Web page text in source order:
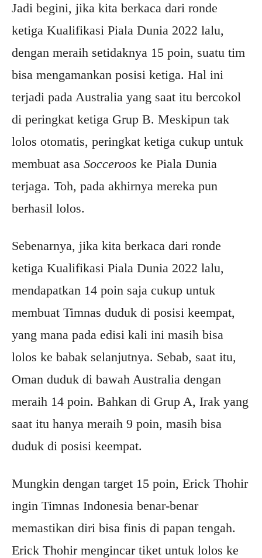
Jadi begini, jika kita berkaca dari ronde
ketiga Kualifikasi Piala Dunia 2022 lalu,
dengan meraih setidaknya 15 poin, suatu tim
bisa mengamankan posisi ketiga. Hal ini
terjadi pada Australia yang saat itu bercokol
di peringkat ketiga Grup B. Meskipun tak
lolos otomatis, peringkat ketiga cukup untuk
membuat asa Socceroos ke Piala Dunia
terjaga. Toh, pada akhirnya mereka pun
berhasil lolos.
Sebenarnya, jika kita berkaca dari ronde
ketiga Kualifikasi Piala Dunia 2022 lalu,
mendapatkan 14 poin saja cukup untuk
membuat Timnas duduk di posisi keempat,
yang mana pada edisi kali ini masih bisa
lolos ke babak selanjutnya. Sebab, saat itu,
Oman duduk di bawah Australia dengan
meraih 14 poin. Bahkan di Grup A, Irak yang
saat itu hanya meraih 9 poin, masih bisa
duduk di posisi keempat.
Mungkin dengan target 15 poin, Erick Thohir
ingin Timnas Indonesia benar-benar
memastikan diri bisa finis di papan tengah.
Erick Thohir mengincar tiket untuk lolos ke